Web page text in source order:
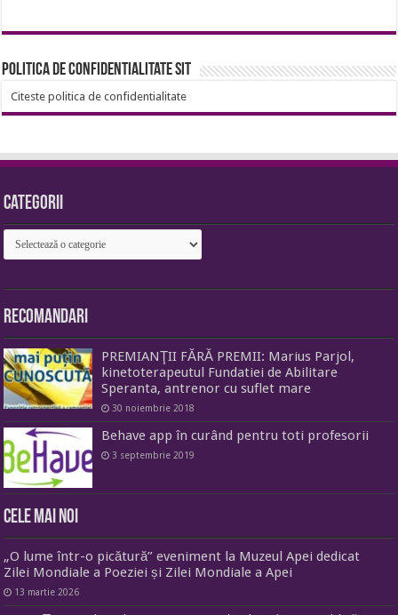
Politica de confidentialitate sit
Citeste politica de confidentialitate
Categorii
Categorii
Recomandari
PREMIANŢII FĂRĂ PREMII: Marius Parjol,
kinetoterapeutul Fundatiei de Abilitare
Speranta, antrenor cu suflet mare
30 noiembrie 2018
Behave app în curând pentru toti profesorii
3 septembrie 2019
Cele mai noi
„O lume într-o picătură” eveniment la Muzeul Apei dedicat
Zilei Mondiale a Poeziei și Zilei Mondiale a Apei
13 martie 2026